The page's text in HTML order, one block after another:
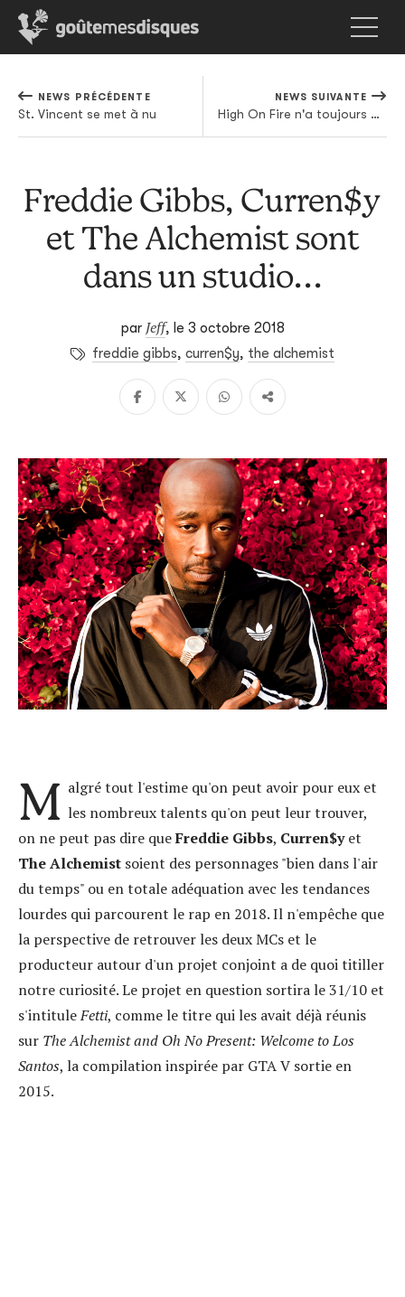
NEWS PRÉCÉDENTE
St. Vincent se met à nu
NEWS SUIVANTE
High On Fire n'a toujours pas trouvé l'emplacement de la pédale de frein
Freddie Gibbs, Curren$y
et The Alchemist sont
dans un studio...
par Jeff, le 3 octobre 2018
freddie gibbs, curren$y, the alchemist
M algré tout l'estime qu'on peut avoir pour eux et
les nombreux talents qu'on peut leur trouver,
on ne peut pas dire queFreddie Gibbs, Curren$yet
The Alchemist soient des personnages "bien dans l'air
du temps" ou en totale adéquation avec les tendances
lourdes qui parcourent le rap en 2018. Il n'empêche que
la perspective de retrouver les deux MCs et le
producteur autour d'un projet conjoint a de quoi titiller
notre curiosité. Le projet en question sortira le 31/10 et
s'intituleFetti, comme le titre qui les avait déjà réunis
sur The Alchemist and Oh No Present: Welcome to Los
Santos, la compilation inspirée par GTA V sortie en
2015.